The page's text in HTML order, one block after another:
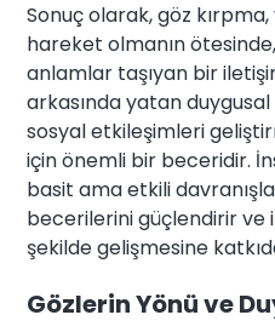
Sonuç olarak, göz
hareket olmanın
anlamlar taşıyan bir
arkasında yatan
sosyal etkileşimleri
için önemli bir beceridir.
basit ama etkili
becerilerini güçlendirir ve
şekilde gelişmesine
Gözlerin Yönü ve